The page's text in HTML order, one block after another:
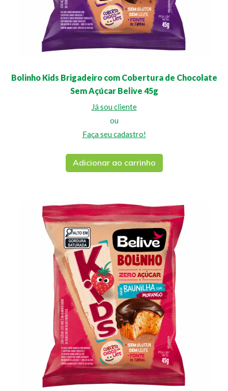
Bolinho Kids Brigadeiro com Cobertura de Chocolate
Sem Açúcar Belive 45g
Já sou cliente
ou
Faça seu cadastro!
Adicionar ao carrinho